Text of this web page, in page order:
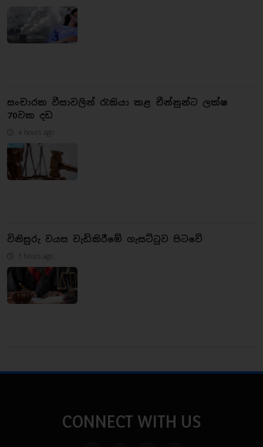
සංචාරක වීසාවලින් රැකියා කළ චීන්නුන්ට ලක්ෂ
70වක දඩ
4 hours ago
විනිසුරු වයස වැඩිකිරීමේ ගැසට්ටුව පිටවේ
5 hours ago
CONNECT WITH US